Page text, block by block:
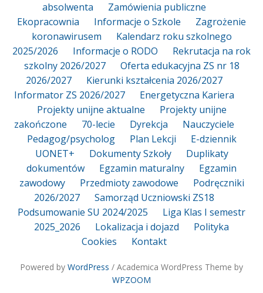
absolwenta
Zamówienia publiczne
Ekopracownia
Informacje o Szkole
Zagrożenie
koronawirusem
Kalendarz roku szkolnego
2025/2026
Informacje o RODO
Rekrutacja na rok
szkolny 2026/2027
Oferta edukacyjna ZS nr 18
2026/2027
Kierunki kształcenia 2026/2027
Informator ZS 2026/2027
Energetyczna Kariera
Projekty unijne aktualne
Projekty unijne
zakończone
70-lecie Dyrekcja
Nauczyciele
Pedagog/psycholog
Plan Lekcji
E-dziennik
UONET+
Dokumenty Szkoły
Duplikaty
dokumentów
Egzamin maturalny
Egzamin
zawodowy
Przedmioty zawodowe
Podręczniki
2026/2027
Samorząd Uczniowski ZS18
Podsumowanie SU 2024/2025
Liga Klas I semestr
2025_2026
Lokalizacja i dojazd
Polityka
Cookies
Kontakt
Powered by WordPress / Academica WordPress Theme by
WPZOOM